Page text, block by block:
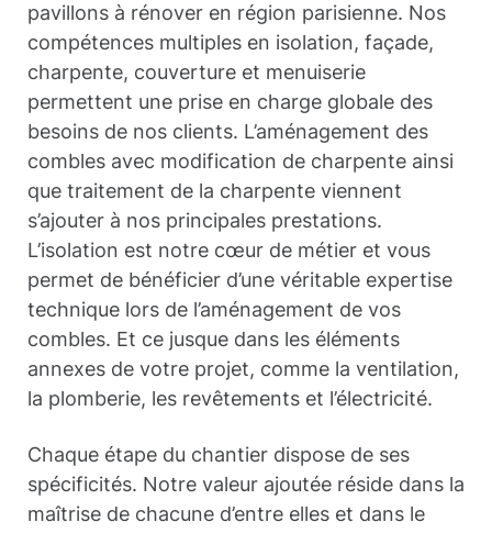
pavillons à rénover en région parisienne. Nos
compétences multiples en isolation, façade,
charpente, couverture et menuiserie
permettent une prise en charge globale des
besoins de nos clients. L’aménagement des
combles avec modification de charpente ainsi
que traitement de la charpente viennent
s’ajouter à nos principales prestations.
L’isolation est notre cœur de métier et vous
permet de bénéficier d’une véritable expertise
technique lors de l’aménagement de vos
combles. Et ce jusque dans les éléments
annexes de votre projet, comme la ventilation,
la plomberie, les revêtements et l’électricité.
Chaque étape du chantier dispose de ses
spécificités. Notre valeur ajoutée réside dans la
maîtrise de chacune d’entre elles et dans le